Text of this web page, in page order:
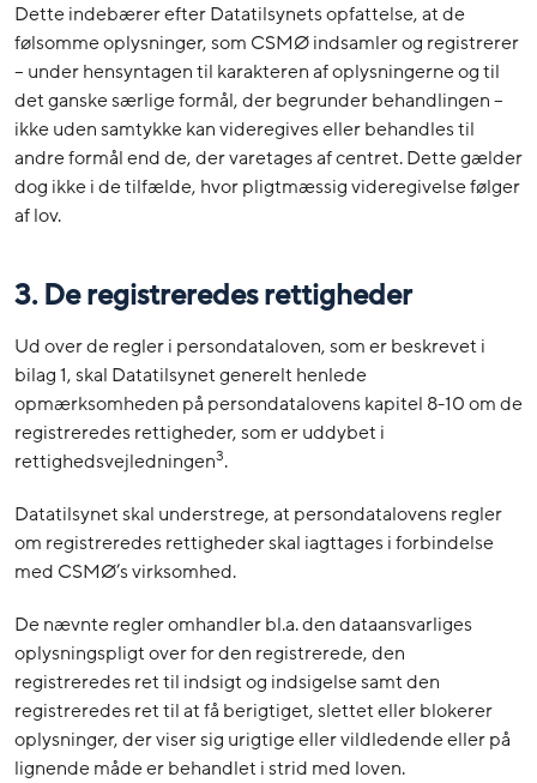
Dette indebærer efter Datatilsynets opfattelse, at de
følsomme oplysninger, som CSMØ indsamler og registrerer
– under hensyntagen til karakteren af oplysningerne og til
det ganske særlige formål, der begrunder behandlingen –
ikke uden samtykke kan videregives eller behandles til
andre formål end de, der varetages af centret. Dette gælder
dog ikke i de tilfælde, hvor pligtmæssig videregivelse følger
af lov.
3. De registreredes rettigheder
Ud over de regler i persondataloven, som er beskrevet i
bilag 1, skal Datatilsynet generelt henlede
opmærksomheden på persondatalovens kapitel 8-10 om de
registreredes rettigheder, som er uddybet i
rettighedsvejledningen3.
Datatilsynet skal understrege, at persondatalovens regler
om registreredes rettigheder skal iagttages i forbindelse
med CSMØ’s virksomhed.
De nævnte regler omhandler bl.a. den dataansvarliges
oplysningspligt over for den registrerede, den
registreredes ret til indsigt og indsigelse samt den
registreredes ret til at få berigtiget, slettet eller blokerer
oplysninger, der viser sig urigtige eller vildledende eller på
lignende måde er behandlet i strid med loven.